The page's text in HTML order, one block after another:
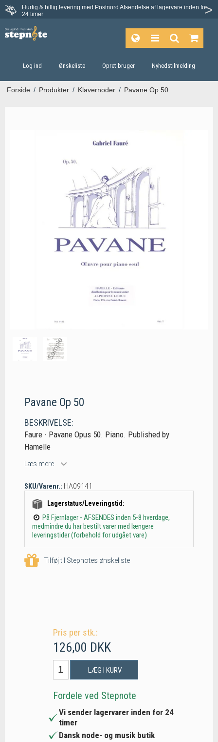
Hurtig & billig levering med Postnord Afsendelse af lagervare inden for
24 timer
Fortrydelsesret på 30 dage
Log ind Ønskeliste Opret bruger Nyhedstilmelding
Forside / Produkter / Klavernoder / Pavane Op 50
Pavane Op 50
BESKRIVELSE:
Faure - Pavane Opus 50. Piano. Published by
Hamelle
Læs mere
SKU/Varenr.: HA09141
Lagerstatus/Leveringstid:
På Fjernlager - AFSENDES inden 5-8 hverdage,
medmindre du har bestilt varer med længere
leveringstider (forbehold for udgået vare)
Tilføj til Stepnotes ønskeliste
Pris per stk.:
126,00 DKK
LÆG I KURV
Fordele ved Stepnote
Vi sender lagervarer inden for 24
timer
Dansk node- og musik butik